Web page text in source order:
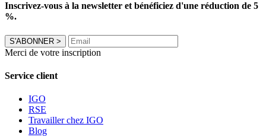
Inscrivez-vous à la newsletter et bénéficiez d'une réduction de 5
%.
S'ABONNER >
Merci de votre inscription
Service client
IGO
RSE
Travailler chez IGO
Blog